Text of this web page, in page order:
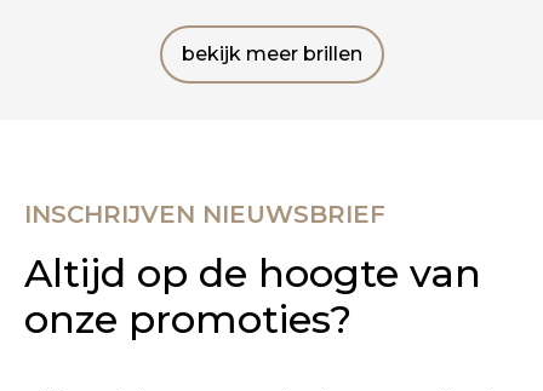
bekijk meer brillen
INSCHRIJVEN NIEUWSBRIEF
Altijd op de hoogte van
onze promoties?